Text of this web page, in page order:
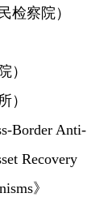
察院）
）
）
Border Anti-
Recovery
》